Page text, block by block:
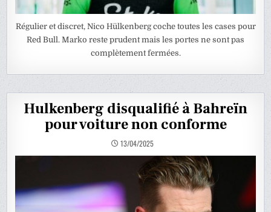
Régulier et discret, Nico Hülkenberg coche toutes les cases pour
Red Bull. Marko reste prudent mais les portes ne sont pas
complètement fermées.
Hulkenberg disqualifié à Bahreïn
pour voiture non conforme
13/04/2025